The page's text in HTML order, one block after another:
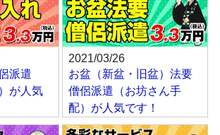
派遣
が人気
2021/03/26
お盆（新盆・旧盆）法要
僧侶派遣（お坊さん手
配）が人気です！